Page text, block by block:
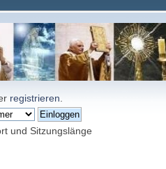
registrieren
und Sitzungslänge